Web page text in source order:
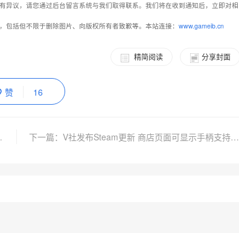
议，请您通过后台留言系统与我们取得联系。我们将在收到通知后，立即对相
括但不限于删除图片、向版权所有者致歉等。本站连接： www.gameib.cn
分享封面
精简阅读
赞 16
”宣传片 下一篇：V社发布Steam更新 商店页面可显示手柄支持类型